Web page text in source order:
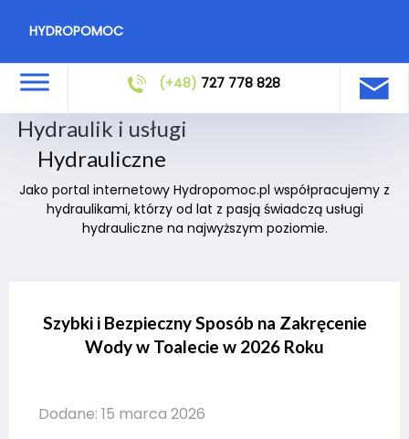
HYDROPOMOC
(+48) 727 778 828
Hydraulik i usługi
Hydrauliczne
Jako portal internetowy Hydropomoc.pl współpracujemy z
hydraulikami, którzy od lat z pasją świadczą usługi
hydrauliczne na najwyższym poziomie.
Szybki i Bezpieczny Sposób na Zakręcenie
Wody w Toalecie w 2026 Roku
Dodane: 15 marca 2026